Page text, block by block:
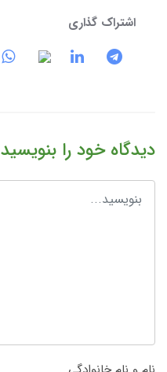
اشتراک گذاری
دیدگاه خود را بنویسید